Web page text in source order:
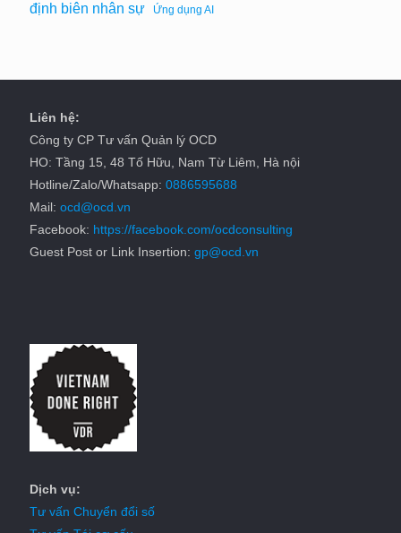
định biên nhân sự Ứng dụng AI
Liên hệ:
Công ty CP Tư vấn Quản lý OCD
HO: Tầng 15, 48 Tố Hữu, Nam Từ Liêm, Hà nội
Hotline/Zalo/Whatsapp: 0886595688
Mail: ocd@ocd.vn
Facebook: https://facebook.com/ocdconsulting
Guest Post or Link Insertion: gp@ocd.vn
Dịch vụ:
Tư vấn Chuyển đổi số